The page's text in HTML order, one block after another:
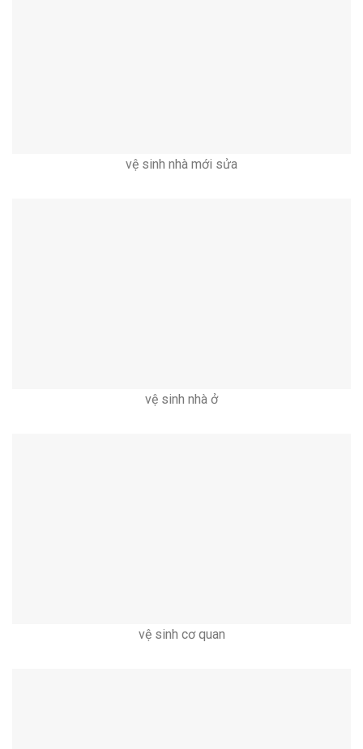
vệ sinh nhà mới sửa
vệ sinh nhà ở
vệ sinh cơ quan